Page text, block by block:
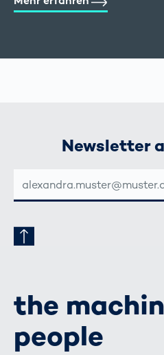
Newsletter
MAIL-
ADRESSE
the
people